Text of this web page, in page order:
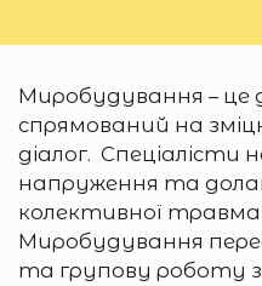
Миробудування – це
спрямований на
діалог. Спеціалісти
напруження та
колективної
Миробудування
та групову роботу